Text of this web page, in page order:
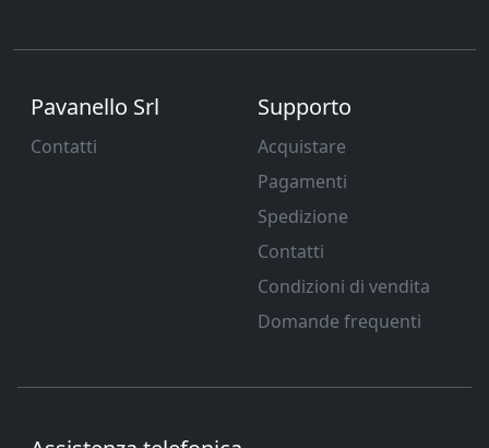
Pavanello Srl
Contatti
Supporto
Acquistare
Pagamenti
Spedizione
Contatti
Condizioni di vendita
Domande frequenti